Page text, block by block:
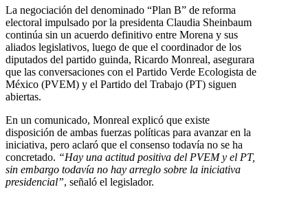
La negociación del denominado “Plan B” de reforma
electoral impulsado por la presidenta Claudia Sheinbaum
continúa sin un acuerdo definitivo entre Morena y sus
aliados legislativos, luego de que el coordinador de los
diputados del partido guinda, Ricardo Monreal, asegurara
que las conversaciones con el Partido Verde Ecologista de
México (PVEM) y el Partido del Trabajo (PT) siguen
abiertas.
En un comunicado, Monreal explicó que existe
disposición de ambas fuerzas políticas para avanzar en la
iniciativa, pero aclaró que el consenso todavía no se ha
concretado. “Hay una actitud positiva del PVEM y el PT,
sin embargo todavía no hay arreglo sobre la iniciativa
presidencial”, señaló el legislador.